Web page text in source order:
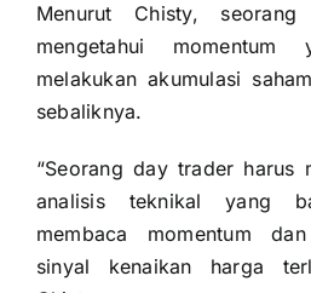
Menurut Chisty,
mengetahui
melakukan akumulasi
sebaliknya.
“Seorang day trader harus
analisis teknikal yang
membaca momentum
sinyal kenaikan harga